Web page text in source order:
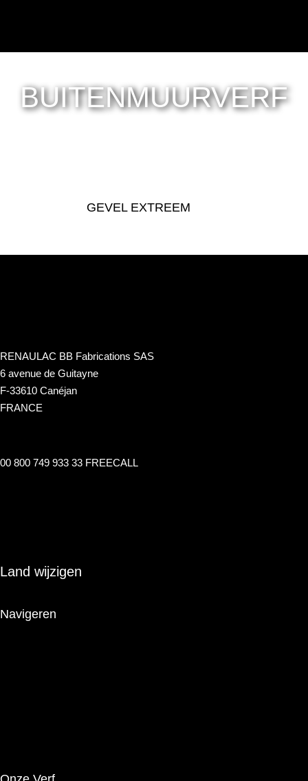
BUITENMUURVERF
GEVEL EXTREEM
RENAULAC BB Fabrications SAS
6 avenue de Guitayne
F-33610 Canéjan
FRANCE
00 800 749 933 33 FREECALL
Land wijzigen
Navigeren